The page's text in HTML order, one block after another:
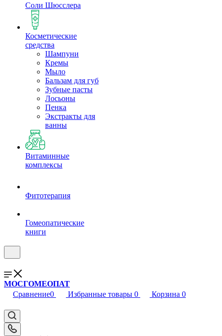
Соли Шюсслера
Косметические
средства
Шампуни
Кремы
Мыло
Бальзам для губ
Зубные пасты
Лосьоны
Пенка
Экстракты для
ванны
Витаминные
комплексы
Фитотерапия
Гомеопатические
книги
МОСГОМЕОПАТ
Сравнение0 Избранные товары 0 Корзина 0